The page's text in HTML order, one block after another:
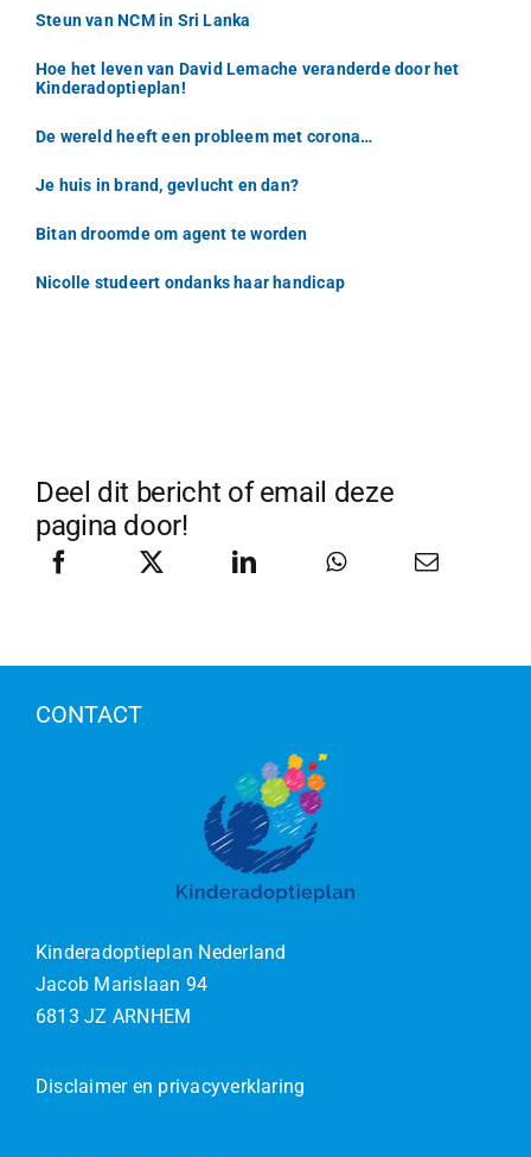
Steun van NCM in Sri Lanka
Hoe het leven van David Lemache veranderde door het
Kinderadoptieplan!
De wereld heeft een probleem met corona…
Je huis in brand, gevlucht en dan?
Bitan droomde om agent te worden
Nicolle studeert ondanks haar handicap
Deel dit bericht of email deze
pagina door!
CONTACT
Kinderadoptieplan Nederland
Jacob Marislaan 94
6813 JZ ARNHEM
Disclaimer en privacyverklaring